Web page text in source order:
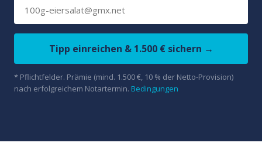
Tipp einreichen & 1.500 € sichern →
* Pflichtfelder. Prämie (mind. 1.500 €, 10 % der Netto-Provision)
nach erfolgreichem Notartermin. Bedingungen